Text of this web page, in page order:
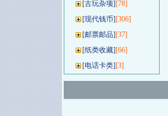
[古玩杂项][78]
[现代钱币][306]
[邮票邮品][37]
[纸类收藏][66]
[电话卡类][3]